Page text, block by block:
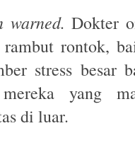
warned. Dokter
rontok,
stress besar
yang
di luar.